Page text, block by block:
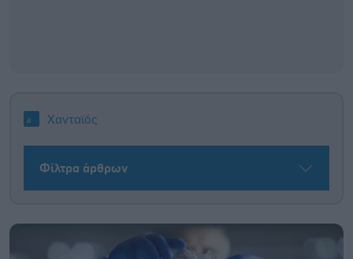
Χανταϊός
Φίλτρα άρθρων